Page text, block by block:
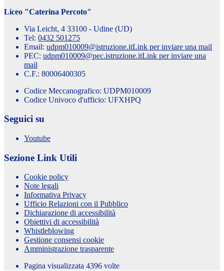
Liceo "Caterina Percoto"
Via Leicht, 4 33100 - Udine (UD)
Tel: 0432 501275
Email: udpm010009@istruzione.itLink per inviare una mail
PEC: udpm010009@pec.istruzione.itLink per inviare una
mail
C.F.: 80006400305
Codice Meccanografico: UDPM010009
Codice Univoco d'ufficio: UFXHPQ
Seguici su
Youtube
Sezione Link Utili
Cookie policy
Note legali
Informativa Privacy
Ufficio Relazioni con il Pubblico
Dichiarazione di accessibilità
Obiettivi di accessibilità
Whistleblowing
Gestione consensi cookie
Amministrazione trasparente
Pagina visualizzata 4396 volte